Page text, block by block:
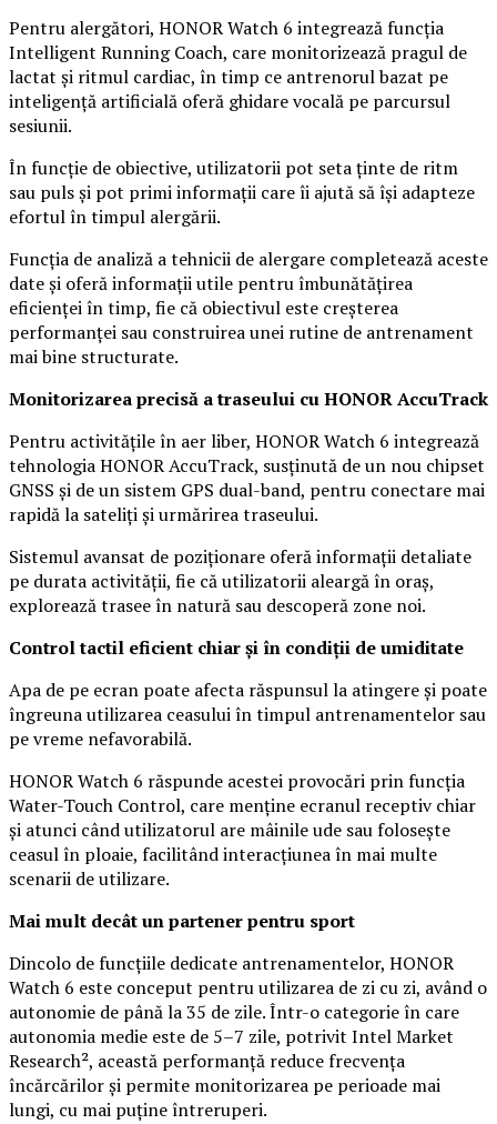
Pentru alergători, HONOR Watch 6 integrează funcția
Intelligent Running Coach, care monitorizează pragul de
lactat și ritmul cardiac, în timp ce antrenorul bazat pe
inteligență artificială oferă ghidare vocală pe parcursul
sesiunii.
În funcție de obiective, utilizatorii pot seta ținte de ritm
sau puls și pot primi informații care îi ajută să își adapteze
efortul în timpul alergării.
Funcția de analiză a tehnicii de alergare completează aceste
date și oferă informații utile pentru îmbunătățirea
eficienței în timp, fie că obiectivul este creșterea
performanței sau construirea unei rutine de antrenament
mai bine structurate.
Monitorizarea precisă a traseului cu HONOR AccuTrack
Pentru activitățile în aer liber, HONOR Watch 6 integrează
tehnologia HONOR AccuTrack, susținută de un nou chipset
GNSS și de un sistem GPS dual-band, pentru conectare mai
rapidă la sateliți și urmărirea traseului.
Sistemul avansat de poziționare oferă informații detaliate
pe durata activității, fie că utilizatorii aleargă în oraș,
explorează trasee în natură sau descoperă zone noi.
Control tactil eficient chiar și în condiții de umiditate
Apa de pe ecran poate afecta răspunsul la atingere și poate
îngreuna utilizarea ceasului în timpul antrenamentelor sau
pe vreme nefavorabilă.
HONOR Watch 6 răspunde acestei provocări prin funcția
Water-Touch Control, care menține ecranul receptiv chiar
și atunci când utilizatorul are mâinile ude sau folosește
ceasul în ploaie, facilitând interacțiunea în mai multe
scenarii de utilizare.
Mai mult decât un partener pentru sport
Dincolo de funcțiile dedicate antrenamentelor, HONOR
Watch 6 este conceput pentru utilizarea de zi cu zi, având o
autonomie de până la 35 de zile. Într-o categorie în care
autonomia medie este de 5–7 zile, potrivit Intel Market
Research², această performanță reduce frecvența
încărcărilor și permite monitorizarea pe perioade mai
lungi, cu mai puține întreruperi.